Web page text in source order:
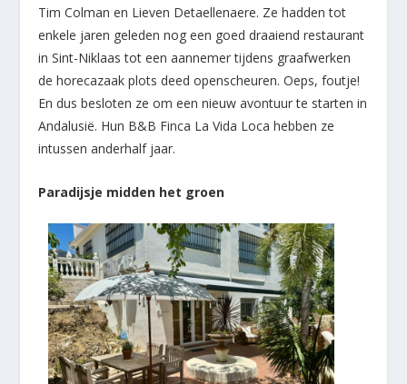
Tim Colman en Lieven Detaellenaere. Ze hadden tot
enkele jaren geleden nog een goed draaiend restaurant
in Sint-Niklaas tot een aannemer tijdens graafwerken
de horecazaak plots deed openscheuren. Oeps, foutje!
En dus besloten ze om een nieuw avontuur te starten in
Andalusië. Hun B&B Finca La Vida Loca hebben ze
intussen anderhalf jaar.
Paradijsje midden het groen